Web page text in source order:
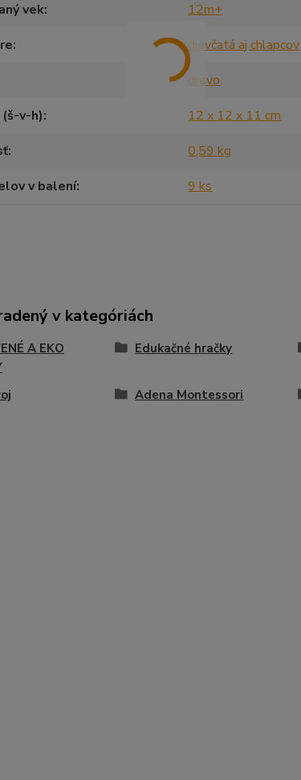
vek
12m+
dievčatá aj chlapcov
drevo
v-h)
12 x 12 x 11 cm
0,59 kg
v balení
9 ks
v kategóriách
A EKO
Edukačné hračky
Adena Montessori